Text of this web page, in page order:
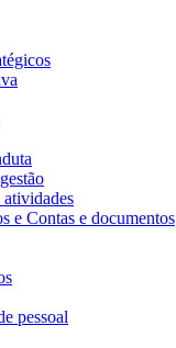
atividades
e Contas e documentos
pessoal